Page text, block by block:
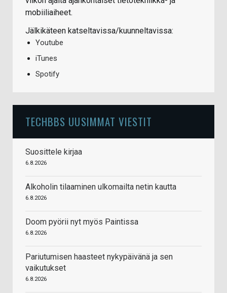
mobiiliaiheet.
Jälkikäteen katseltavissa/kuunneltavissa:
Youtube
iTunes
Spotify
TECHBBS UUSIMMAT VIESTIT
Suosittele kirjaa
6.8.2026
Alkoholin tilaaminen ulkomailta netin kautta
6.8.2026
Doom pyörii nyt myös Paintissa
6.8.2026
Pariutumisen haasteet nykypäivänä ja sen
vaikutukset
6.8.2026